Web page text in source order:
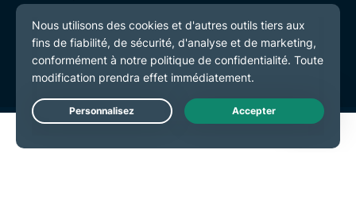
Politique de confidentialité
Conditions de service
Préférences de cookies
Live Chat